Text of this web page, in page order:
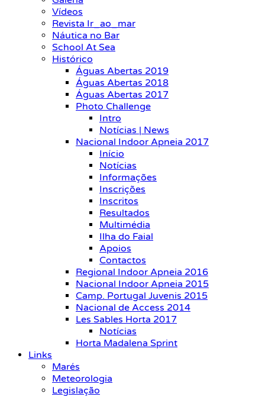
Vídeos
Revista Ir_ao_mar
Náutica no Bar
School At Sea
Histórico
Águas Abertas 2019
Águas Abertas 2018
Águas Abertas 2017
Photo Challenge
Intro
Notícias | News
Nacional Indoor Apneia 2017
Início
Notícias
Informações
Inscrições
Inscritos
Resultados
Multimédia
Ilha do Faial
Apoios
Contactos
Regional Indoor Apneia 2016
Nacional Indoor Apneia 2015
Camp. Portugal Juvenis 2015
Nacional de Access 2014
Les Sables Horta 2017
Notícias
Horta Madalena Sprint
Links
Marés
Meteorologia
Legislação